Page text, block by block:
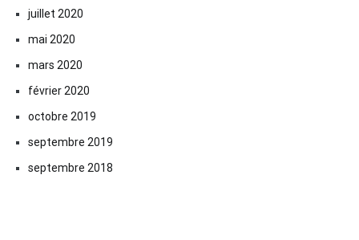
juillet 2020
mai 2020
mars 2020
février 2020
octobre 2019
septembre 2019
septembre 2018